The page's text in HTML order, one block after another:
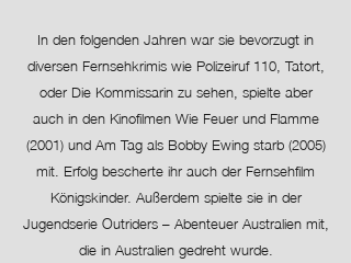
In den folgenden Jahren war sie bevorzugt in
diversen Fernsehkrimis wie Polizeiruf 110, Tatort,
oder Die Kommissarin zu sehen, spielte aber
auch in den Kinofilmen Wie Feuer und Flamme
(2001) und Am Tag als Bobby Ewing starb (2005)
mit. Erfolg bescherte ihr auch der Fernsehfilm
Königskinder. Außerdem spielte sie in der
Jugendserie Outriders – Abenteuer Australien mit,
die in Australien gedreht wurde.